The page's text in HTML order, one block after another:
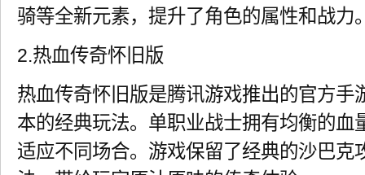
骑等全新元素，提升了角色的属性和战力
2.热血传奇怀旧版
热血传奇怀旧版是腾讯游戏推出的官方手
本的经典玩法。单职业战士拥有均衡的血
适应不同场合。游戏保留了经典的沙巴克